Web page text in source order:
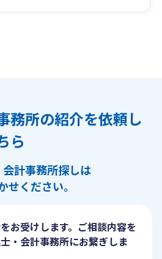
務所の紹介を依頼し
ら
計事務所探しは
せください。
お受けします。ご相談内容を
・会計事務所にお繋ぎしま